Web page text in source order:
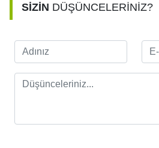
SİZİN DÜŞÜNCELERİNİZ?